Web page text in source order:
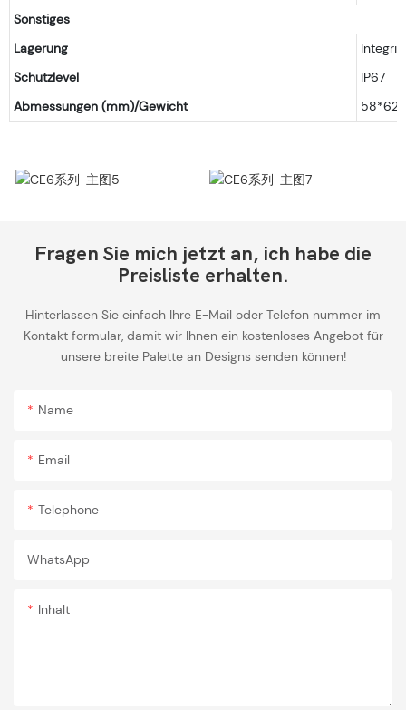
Sonstiges
Lagerung
Schutzlevel
IP67
Abmessungen (mm)/Gewicht
Fragen Sie mich jetzt an, ich habe die
Preisliste erhalten.
Hinterlassen Sie einfach Ihre E-Mail oder Telefon nummer im
Kontakt formular, damit wir Ihnen ein kostenloses Angebot für
unsere breite Palette an Designs senden können!
Name
Email
Telephone
WhatsApp
Inhalt